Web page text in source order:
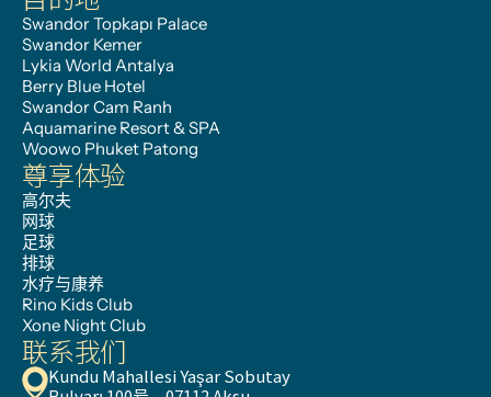
Swandor Topkapı Palace
Swandor Kemer
Lykia World Antalya
Berry Blue Hotel
Swandor Cam Ranh
Aquamarine Resort & SPA
Woowo Phuket Patong
尊享体验
高尔夫
网球
足球
排球
水疗与康养
Rino Kids Club
Xone Night Club
联系我们
Kundu Mahallesi Yaşar Sobutay